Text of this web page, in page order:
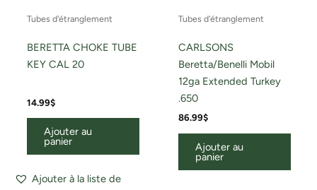
Tubes d'étranglement
BERETTA CHOKE TUBE
KEY CAL 20
14.99$
Ajouter au
panier
Ajouter à la liste de
Tubes d'étranglement
CARLSONS
Beretta/Benelli Mobil
12ga Extended Turkey
.650
86.99$
Ajouter au
panier